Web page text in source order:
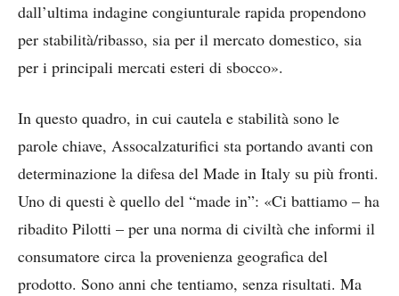
dall’ultima indagine congiunturale rapida propendono
per stabilità/ribasso, sia per il mercato domestico, sia
per i principali mercati esteri di sbocco».
In questo quadro, in cui cautela e stabilità sono le
parole chiave, Assocalzaturifici sta portando avanti con
determinazione la difesa del Made in Italy su più fronti.
Uno di questi è quello del “made in”: «Ci battiamo – ha
ribadito Pilotti – per una norma di civiltà che informi il
consumatore circa la provenienza geografica del
prodotto. Sono anni che tentiamo, senza risultati. Ma